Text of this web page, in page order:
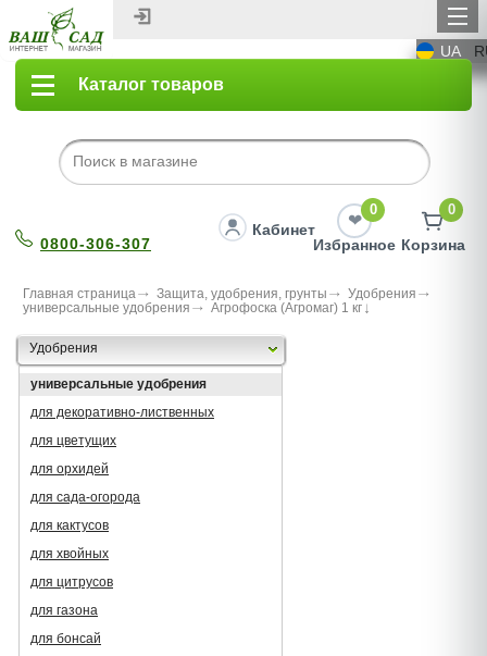
UA
Каталог товаров
0800-306-307
Кабинет
0
Избранное
0
Корзина
Главная страница Защита, удобрения, грунты
Удобрения
универсальные удобрения
Агрофоска (Агромаг) 1 кг
Удобрения
универсальные удобрения
для декоративно-лиственных
для цветущих
для орхидей
для сада-огорода
для кактусов
для хвойных
для цитрусов
для газона
для бонсай